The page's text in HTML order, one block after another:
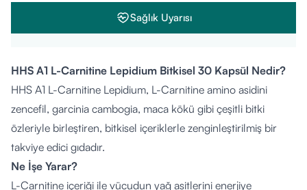
Sağlık Uyarısı
HHS A1 L-Carnitine Lepidium Bitkisel 30 Kapsül Nedir?
HHS A1 L-Carnitine Lepidium, L-Carnitine amino asidini
zencefil, garcinia cambogia, maca kökü gibi çeşitli bitki
özleriyle birleştiren, bitkisel içeriklerle zenginleştirilmiş bir
takviye edici gıdadır.
Ne İşe Yarar?
L-Carnitine içeriği ile vücudun yağ asitlerini enerjiye